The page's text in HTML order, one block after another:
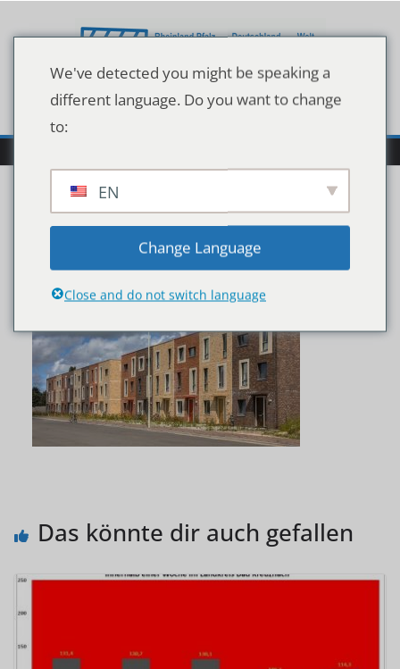
Inhalt
Modern Social housing
Das könnte dir auch gefallen
We've detected you might be speaking a
different language. Do you want to change
to:
EN
Change Language
Close and do not switch language